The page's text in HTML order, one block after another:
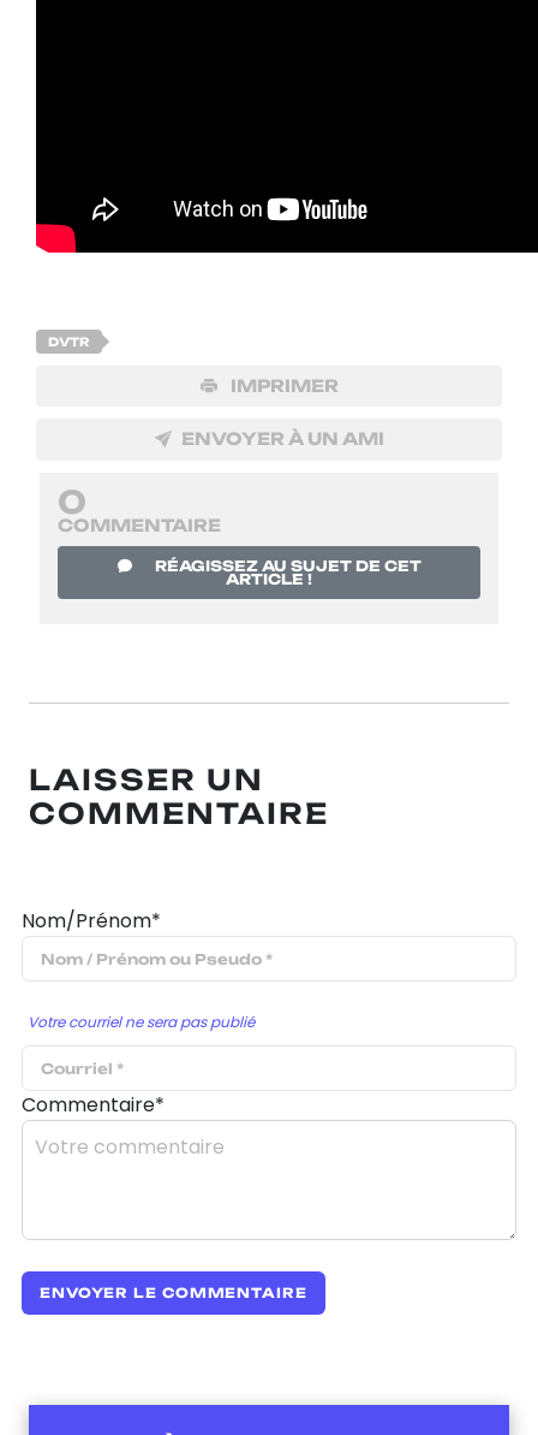
DVTR
IMPRIMER
ENVOYER À UN AMI
0
COMMENTAIRE
RÉAGISSEZ AU SUJET DE CET
ARTICLE !
LAISSER UN
COMMENTAIRE
Nom/Prénom*
Votre courriel ne sera pas publié
Commentaire*